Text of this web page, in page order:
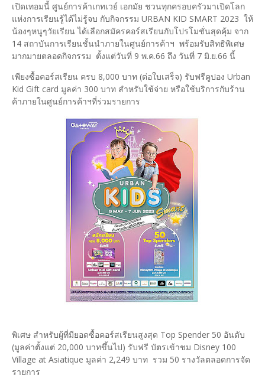
เปิดเทอมนี้ ศูนย์การค้าเกทเวย์ เอกมัย ชวนทุกครอบครัวมาเปิดโลก
แห่งการเรียนรู้ได้ไม่รู้จบ กับกิจกรรม URBAN KID SMART 2023 ให้
น้องๆหนูๆวัยเรียน ได้เลือกสมัครคอร์สเรียนกับโปรโมชั่นสุดคุ้ม จาก
14 สถาบันการเรียนชั้นนำภายในศูนย์การค้าฯ พร้อมรับสิทธิพิเศษ
มากมายตลอดกิจกรรม ตั้งแต่วันที่ 9 พ.ค.66 ถึง วันที่ 7 มิ.ย.66 นี้
เพียงซื้อคอร์สเรียน ครบ 8,000 บาท (ต่อใบเสร็จ) รับฟรีคูปอง Urban
Kid Gift card มูลค่า 300 บาท สำหรับใช้จ่าย หรือใช้บริการกับร้าน
ค้าภายในศูนย์การค้าฯที่ร่วมรายการ
พิเศษ สำหรับผู้ที่มียอดซื้อคอร์สเรียนสูงสุด Top Spender 50 อันดับ
(มูลค่าตั้งแต่ 20,000 บาทขึ้นไป) รับฟรี บัตรเข้าชม Disney 100
Village at Asiatique มูลค่า 2,249 บาท รวม 50 รางวัลตลอดการจัด
รายการ